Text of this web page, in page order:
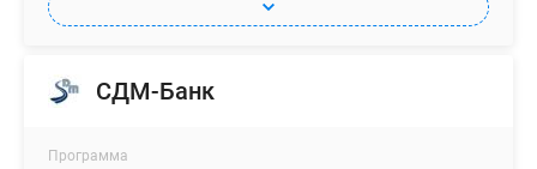
СДМ-Банк
Программа